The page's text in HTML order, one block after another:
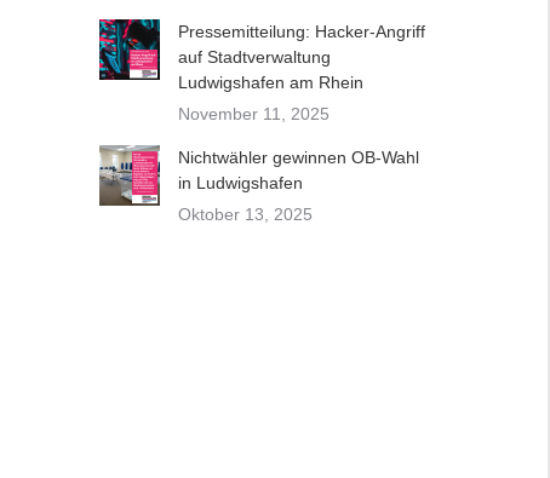
Pressemitteilung: Hacker-Angriff
auf Stadtverwaltung
Ludwigshafen am Rhein
November 11, 2025
Nichtwähler gewinnen OB-Wahl
in Ludwigshafen
Oktober 13, 2025